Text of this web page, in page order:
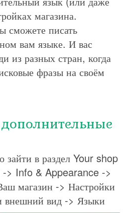
магазина.
сможете писать
вам языке. И вас
из разных стран, когда
фразы на своём
зайти в раздел Your shop
> Info & Appearance ->
магазин -> Настройки
вид -> Языки